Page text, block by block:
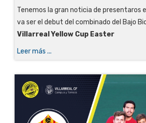
Tenemos la gran noticia de presentaros
va ser el debut del combinado del Bajo
Villarreal Yellow Cup Easter
Leer más ...